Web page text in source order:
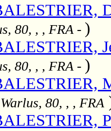
80, , , FRA - )
80, , , FRA - )
Warlus, 80, , , FRA